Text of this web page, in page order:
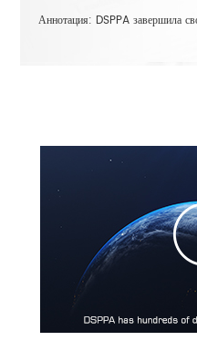
Аннотация: DSPPA завершила